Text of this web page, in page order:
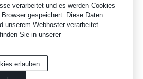
verarbeitet und es werden Cookies
gespeichert. Diese Daten
unserem Webhoster verarbeitet.
Sie in unserer
erlauben